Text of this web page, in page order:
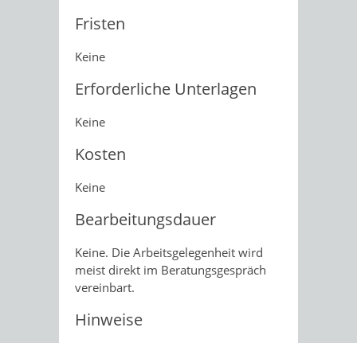
Fristen
Keine
Erforderliche Unterlagen
Keine
Kosten
Keine
Bearbeitungsdauer
Keine. Die Arbeitsgelegenheit wird
meist direkt im Beratungsgespräch
vereinbart.
Hinweise